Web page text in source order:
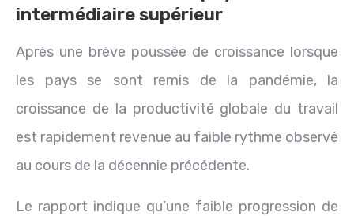
intermédiaire supérieur
Après une brève poussée de croissance lorsque
les pays se sont remis de la pandémie, la
croissance de la productivité globale du travail
est rapidement revenue au faible rythme observé
au cours de la décennie précédente.
Le rapport indique qu’une faible progression de